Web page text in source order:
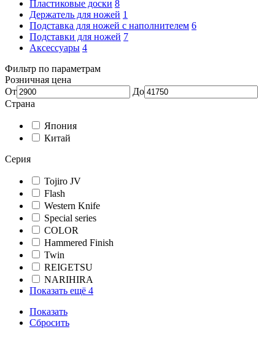
Пластиковые доски 8
Держатель для ножей 1
Подставка для ножей с наполнителем 6
Подставки для ножей 7
Аксессуары 4
Фильтр по параметрам
Розничная цена
От
До
Страна
Япония
Китай
Серия
Tojiro JV
Flash
Western Knife
Special series
COLOR
Hammered Finish
Twin
REIGETSU
NARIHIRA
Показать ещё 4
Показать
Сбросить